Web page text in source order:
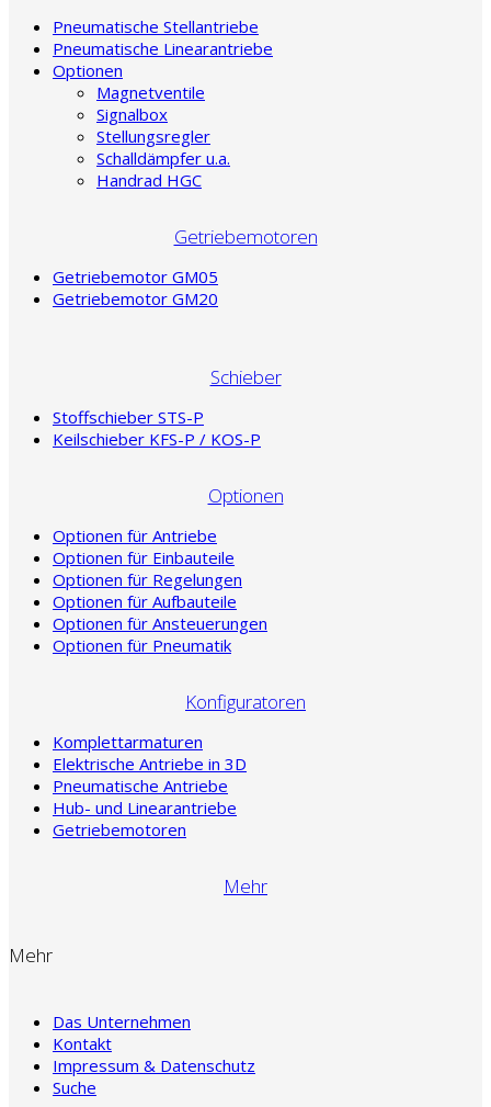
Pneumatische Stellantriebe
Pneumatische Linearantriebe
Optionen
Magnetventile
Signalbox
Stellungsregler
Schalldämpfer u.a.
Handrad HGC
Getriebemotoren
Getriebemotor GM05
Getriebemotor GM20
Schieber
Stoffschieber STS-P
Keilschieber KFS-P / KOS-P
Optionen
Optionen für Antriebe
Optionen für Einbauteile
Optionen für Regelungen
Optionen für Aufbauteile
Optionen für Ansteuerungen
Optionen für Pneumatik
Konfiguratoren
Komplettarmaturen
Elektrische Antriebe in 3D
Pneumatische Antriebe
Hub- und Linearantriebe
Getriebemotoren
Mehr
Mehr
Das Unternehmen
Kontakt
Impressum & Datenschutz
Suche